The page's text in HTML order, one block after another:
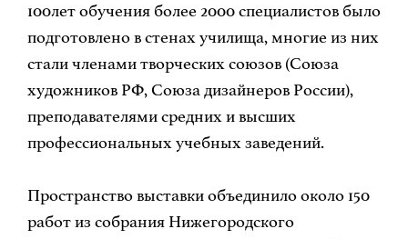
100лет обучения более 2000 специалистов было
подготовлено в стенах училища, многие из них
стали членами творческих союзов (Союза
художников РФ, Союза дизайнеров России),
преподавателями средних и высших
профессиональных учебных заведений.
Пространство выставки объединило около 150
работ из собрания Нижегородского